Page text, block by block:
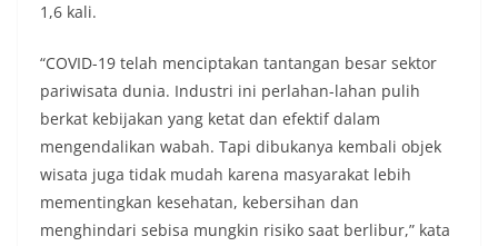
1,6 kali.
“COVID-19 telah menciptakan tantangan besar sektor
pariwisata dunia. Industri ini perlahan-lahan pulih
berkat kebijakan yang ketat dan efektif dalam
mengendalikan wabah. Tapi dibukanya kembali objek
wisata juga tidak mudah karena masyarakat lebih
mementingkan kesehatan, kebersihan dan
menghindari sebisa mungkin risiko saat berlibur,” kata